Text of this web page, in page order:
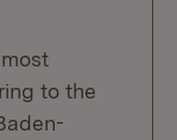
to the